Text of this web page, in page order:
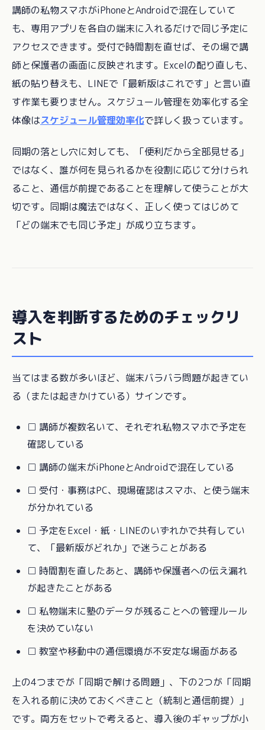
講師の私物スマホがiPhoneとAndroidで混在していて
も、専用アプリを各自の端末に入れるだけで同じ予定に
アクセスできます。受付で時間割を直せば、その場で講
師と保護者の画面に反映されます。Excelの配り直しも、
紙の貼り替えも、LINEで「最新版はこれです」と言い直
す作業も要りません。スケジュール管理を効率化する全
体像はスケジュール管理効率化で詳しく扱っています。
同期の落とし穴に対しても、「便利だから全部見せる」
ではなく、誰が何を見られるかを役割に応じて分けられ
ること、通信が前提であることを理解して使うことが大
切です。同期は魔法ではなく、正しく使ってはじめて
「どの端末でも同じ予定」が成り立ちます。
導入を判断するためのチェックリ
スト
当てはまる数が多いほど、端末バラバラ問題が起きてい
る（または起きかけている）サインです。
□ 講師が複数名いて、それぞれ私物スマホで予定を
確認している
□ 講師の端末がiPhoneとAndroidで混在している
□ 受付・事務はPC、現場確認はスマホ、と使う端末
が分かれている
□ 予定をExcel・紙・LINEのいずれかで共有してい
て、「最新版がどれか」で迷うことがある
□ 時間割を直したあと、講師や保護者への伝え漏れ
が起きたことがある
□ 私物端末に塾のデータが残ることへの管理ルール
を決めていない
□ 教室や移動中の通信環境が不安定な場面がある
上の4つまでが「同期で解ける問題」、下の2つが「同期
を入れる前に決めておくべきこと（統制と通信前提）」
です。両方をセットで考えると、導入後のギャップが小